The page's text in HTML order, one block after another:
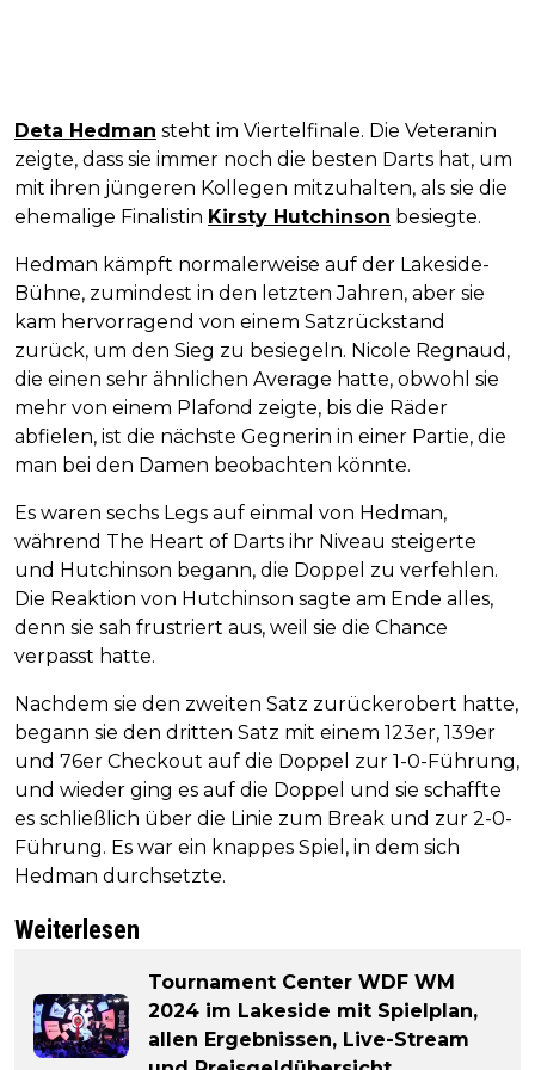
Deta Hedman steht im Viertelfinale. Die Veteranin
zeigte, dass sie immer noch die besten Darts hat, um
mit ihren jüngeren Kollegen mitzuhalten, als sie die
ehemalige Finalistin Kirsty Hutchinson besiegte.
Hedman kämpft normalerweise auf der Lakeside-
Bühne, zumindest in den letzten Jahren, aber sie
kam hervorragend von einem Satzrückstand
zurück, um den Sieg zu besiegeln. Nicole Regnaud,
die einen sehr ähnlichen Average hatte, obwohl sie
mehr von einem Plafond zeigte, bis die Räder
abfielen, ist die nächste Gegnerin in einer Partie, die
man bei den Damen beobachten könnte.
Es waren sechs Legs auf einmal von Hedman,
während The Heart of Darts ihr Niveau steigerte
und Hutchinson begann, die Doppel zu verfehlen.
Die Reaktion von Hutchinson sagte am Ende alles,
denn sie sah frustriert aus, weil sie die Chance
verpasst hatte.
Nachdem sie den zweiten Satz zurückerobert hatte,
begann sie den dritten Satz mit einem 123er, 139er
und 76er Checkout auf die Doppel zur 1-0-Führung,
und wieder ging es auf die Doppel und sie schaffte
es schließlich über die Linie zum Break und zur 2-0-
Führung. Es war ein knappes Spiel, in dem sich
Hedman durchsetzte.
Weiterlesen
Tournament Center WDF WM
2024 im Lakeside mit Spielplan,
allen Ergebnissen, Live-Stream